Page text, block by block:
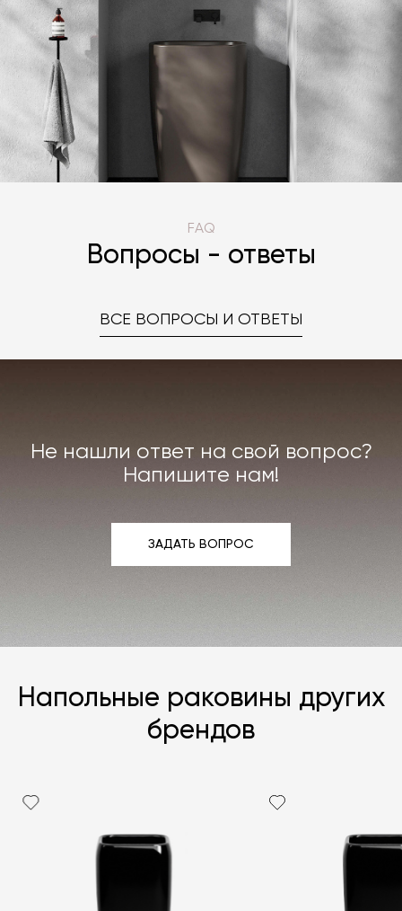
FAQ
Вопросы - ответы
ВСЕ ВОПРОСЫ И ОТВЕТЫ
Не нашли ответ на свой вопрос?
Напишите нам!
ЗАДАТЬ ВОПРОС
Напольные раковины других
брендов